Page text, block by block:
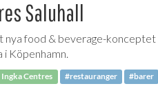
Saluhall
food & beverage-konceptet
Köpenhamn.
Ingka Centres #restauranger #barer